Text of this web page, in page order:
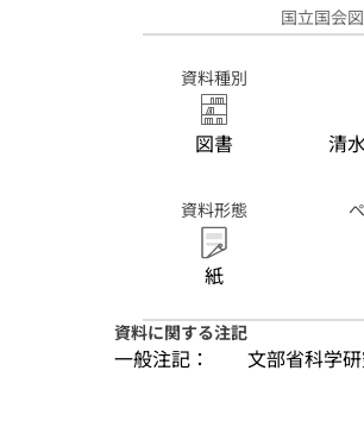
国立国会
資料種別
図書 清
資料形態
紙
資料に関する注記
一般注記： 文部省科学